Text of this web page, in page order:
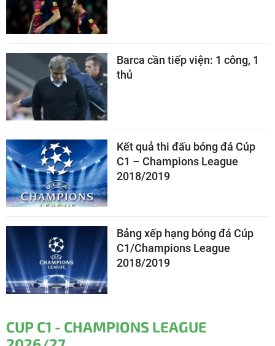
Barca cần tiếp viện: 1 công, 1
thủ
Kết quả thi đấu bóng đá Cúp
C1 – Champions League
2018/2019
Bảng xếp hạng bóng đá Cúp
C1/Champions League
2018/2019
CUP C1 - CHAMPIONS LEAGUE